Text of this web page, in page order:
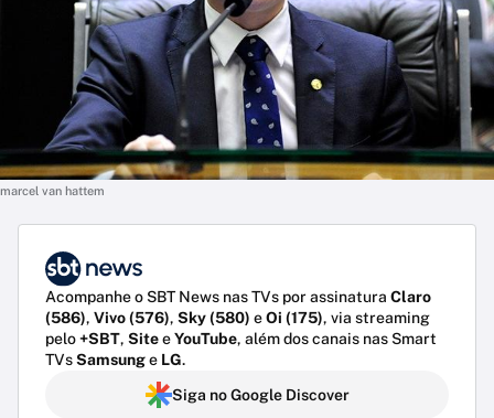
marcel van hattem
Acompanhe o SBT News nas TVs por assinatura Claro
(586), Vivo (576), Sky (580) eOi (175), via streaming
pelo+SBT, SiteeYouTube, além dos canais nas Smart
TVsSamsunge LG.
Siga no Google Discover